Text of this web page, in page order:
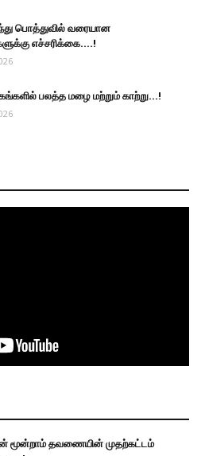
பொத்துவில் வரையான
எச்சரிக்கை....!
பலத்த மழை மற்றும் காற்று...!
மூன்றாம் தவணையின் முதற்கட்டம்